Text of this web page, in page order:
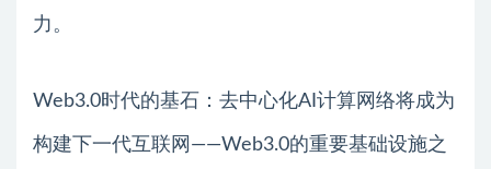
力。
Web3.0时代的基石：去中心化AI计算网络将成为
构建下一代互联网——Web3.0的重要基础设施之